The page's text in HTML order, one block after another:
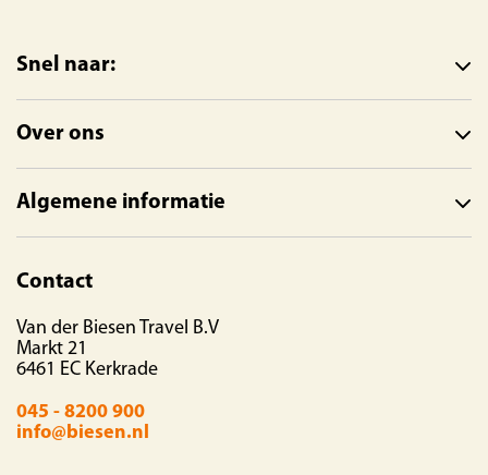
Snel naar:
Over ons
Algemene informatie
Contact
Van der Biesen Travel B.V
Markt 21
6461 EC Kerkrade
045 - 8200 900
info@biesen.nl